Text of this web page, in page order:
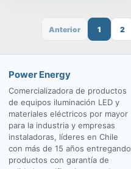
Anterior 1 2
Power Energy
Comercializadora de productos
de equipos iluminación LED y
materiales eléctricos por mayor
para la industria y empresas
instaladoras, líderes en Chile
con más de 15 años entregando
productos con garantía de